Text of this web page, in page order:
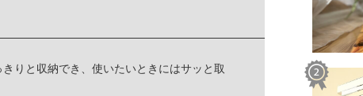
りと収納でき、使いたいときにはサッと取